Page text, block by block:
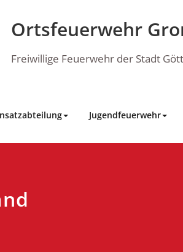
Ortsfeuerwehr
Freiwillige Feuerwehr der Stadt
Jugendfeuerwehr